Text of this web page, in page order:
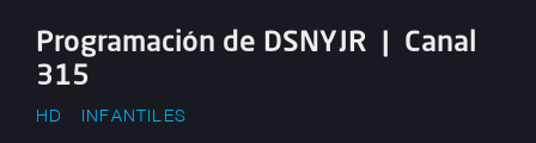
Programación de DSNYJR | Canal
315
HD INFANTILES